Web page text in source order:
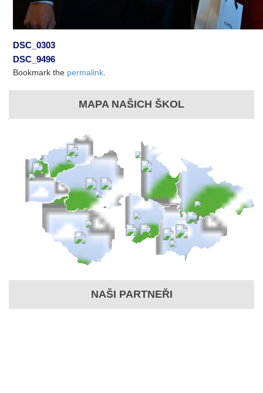
DSC_0303
DSC_9496
Bookmark the permalink
MAPA NAŠICH ŠKOL
NAŠI PARTNEŘI